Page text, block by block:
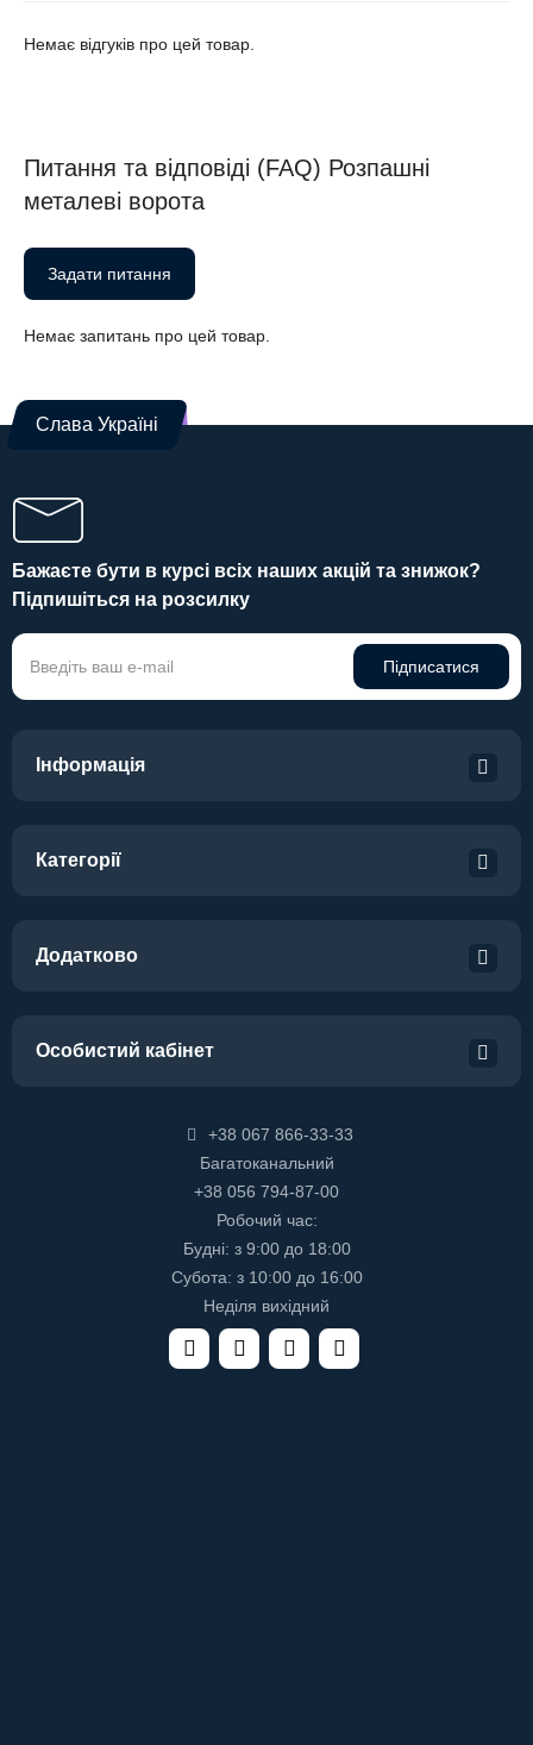
Немає відгуків про цей товар.
Питання та відповіді (FAQ) Розпашні
металеві ворота
Задати питання
Немає запитань про цей товар.
Слава Україні
Бажаєте бути в курсі всіх наших акцій та знижок?
Підпишіться на розсилку
Підписатися
Інформація
Категорії
Додатково
Особистий кабінет
+38 067 866-33-33
Багатоканальний
+38 056 794-87-00
Робочий час:
Будні: з 9:00 до 18:00
Субота: з 10:00 до 16:00
Неділя вихідний